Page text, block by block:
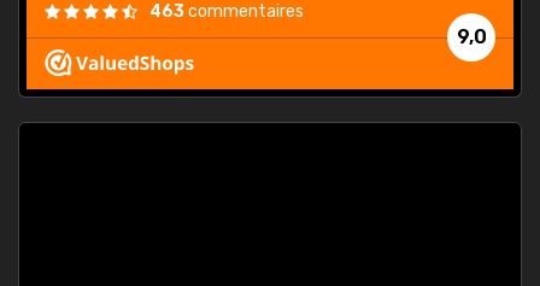
9,0
463commentaires